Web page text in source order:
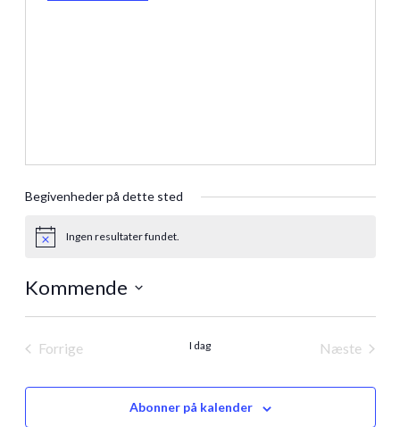
Begivenheder på dette sted
NoticeIngen resultater fundet.
Kommende
Vælg
Forrige
I dag
Næste
Abonner på kalender